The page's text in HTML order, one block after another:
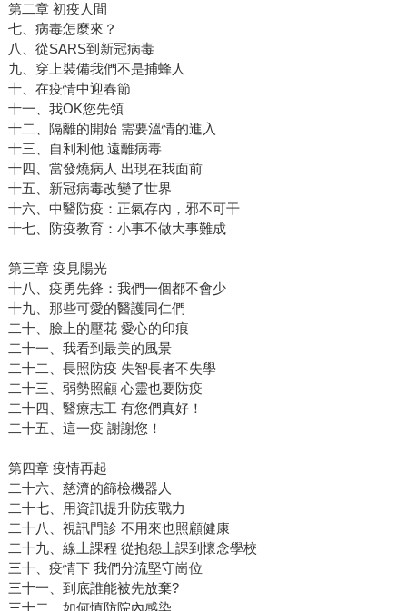
第二章 初疫人間
七、病毒怎麼來？
八、從SARS到新冠病毒
九、穿上裝備我們不是捕蜂人
十、在疫情中迎春節
十一、我OK您先領
十二、隔離的開始 需要溫情的進入
十三、自利利他 遠離病毒
十四、當發燒病人 出現在我面前
十五、新冠病毒改變了世界
十六、中醫防疫：正氣存內，邪不可干
十七、防疫教育：小事不做大事難成
第三章 疫見陽光
十八、疫勇先鋒：我們一個都不會少
十九、那些可愛的醫護同仁們
二十、臉上的壓花 愛心的印痕
二十一、我看到最美的風景
二十二、長照防疫 失智長者不失學
二十三、弱勢照顧 心靈也要防疫
二十四、醫療志工 有您們真好！
二十五、這一疫 謝謝您！
第四章 疫情再起
二十六、慈濟的篩檢機器人
二十七、用資訊提升防疫戰力
二十八、視訊門診 不用來也照顧健康
二十九、線上課程 從抱怨上課到懷念學校
三十、疫情下 我們分流堅守崗位
三十一、到底誰能被先放棄?
三十二、如何慎防院內感染